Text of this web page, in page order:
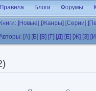
Правила Блоги Форумы
Книги: [Новые] [Жанры] [Серии]
[А] [Б] [В] [Г] [Д] [Е] [Ж] [З]